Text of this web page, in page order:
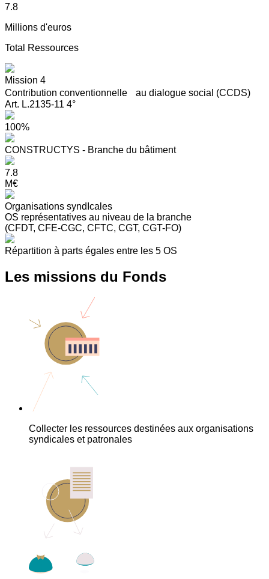
7.8
Millions d'euros
Total Ressources
Mission 4
Contribution conventionnelle au dialogue social (CCDS)
Art. L.2135-11 4°
100%
CONSTRUCTYS - Branche du bâtiment
7.8
M€
Organisations syndIcales
OS représentatives au niveau de la branche
(CFDT, CFE-CGC, CFTC, CGT, CGT-FO)
Répartition à parts égales entre les 5 OS
Les missions du Fonds
Collecter les ressources destinées aux organisations
syndicales et patronales